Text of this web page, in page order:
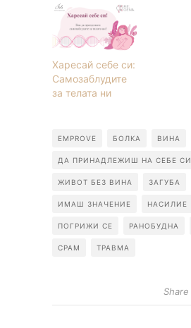
Харесай себе си:
Самозаблудите
за телата ни
EMPROVE БОЛКА ВИНА
ДА ПРИНАДЛЕЖИШ НА СЕБЕ СИ
ЖИВОТ БЕЗ ВИНА ЗАГУБА
ИМАШ ЗНАЧЕНИЕ НАСИЛИЕ
ПОГРИЖИ СЕ РАНОБУДНА
СРАМ ТРАВМА
Share